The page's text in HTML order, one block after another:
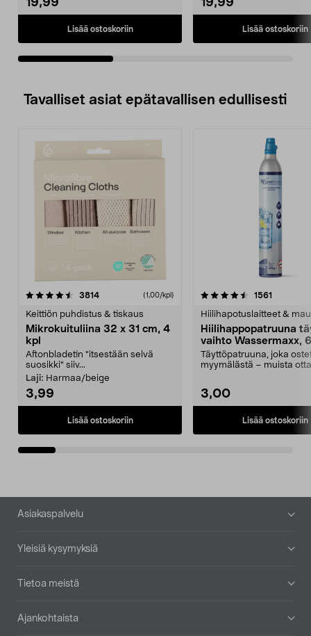
19,99
Lisää ostoskoriin
19,99
Lisää ostoskoriin
Tavalliset asiat epätavallisen edullisesti
3814arvostelut (1,00/kpl)
Keittiön puhdistus & tiskaus
Mikrokuituliina 32 x 31 cm, 4
kpl
Aftonbladetin "itsestään selvä
suosikki" siiv...
Laji: Harmaa/beige
3,99
Lisää ostoskoriin
4.5viidestä
1561
Hiilihapotuslaitteet &
Hiilihappopatruuna
vaihto Wassermaxx,
Täyttöpatruuna, joka
myymälästä – muista
3,00
Lisää ostoskoriin
4.5viidestä
Alatunniste
Asiakaspalvelu
Yleisiä kysymyksiä
Tietoa meistä
Ajankohtaista